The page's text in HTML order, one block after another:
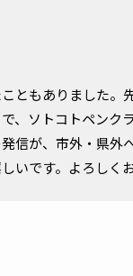
ともありました。
、ソトコトペンク
信が、市外・県外
いです。よろしく